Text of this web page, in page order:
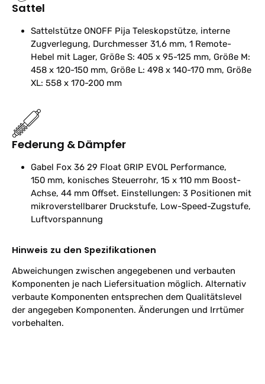
Sattel
Sattelstütze ONOFF Pija Teleskopstütze, interne
Zugverlegung, Durchmesser 31,6 mm, 1 Remote-
Hebel mit Lager, Größe S: 405 x 95-125 mm, Größe M:
458 x 120-150 mm, Größe L: 498 x 140-170 mm, Größe
XL: 558 x 170-200 mm
Federung & Dämpfer
Gabel Fox 36 29 Float GRIP EVOL Performance,
150 mm, konisches Steuerrohr, 15 x 110 mm Boost-
Achse, 44 mm Offset. Einstellungen: 3 Positionen mit
mikroverstellbarer Druckstufe, Low-Speed-Zugstufe,
Luftvorspannung
Hinweis zu den Spezifikationen
Abweichungen zwischen angegebenen und verbauten
Komponenten je nach Liefersituation möglich. Alternativ
verbaute Komponenten entsprechen dem Qualitätslevel
der angegeben Komponenten. Änderungen und Irrtümer
vorbehalten.